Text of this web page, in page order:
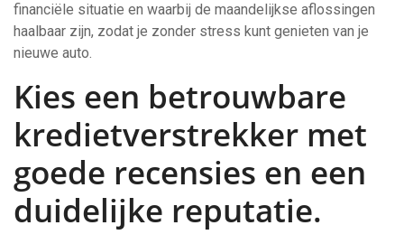
financiële situatie en waarbij de maandelijkse aflossingen
haalbaar zijn, zodat je zonder stress kunt genieten van je
nieuwe auto.
Kies een betrouwbare
kredietverstrekker met
goede recensies en een
duidelijke reputatie.